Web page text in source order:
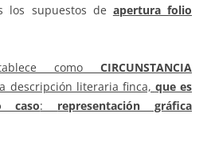
los supuestos de apertura folio
como CIRCUNSTANCIA
descripción literaria finca, que es
caso: representación gráfica